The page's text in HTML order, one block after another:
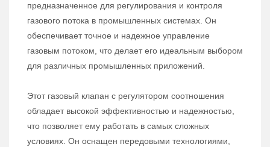
предназначенное для регулирования и контроля
газового потока в промышленных системах. Он
обеспечивает точное и надежное управление
газовым потоком, что делает его идеальным выбором
для различных промышленных приложений.
Этот газовый клапан с регулятором соотношения
обладает высокой эффективностью и надежностью,
что позволяет ему работать в самых сложных
условиях. Он оснащен передовыми технологиями,